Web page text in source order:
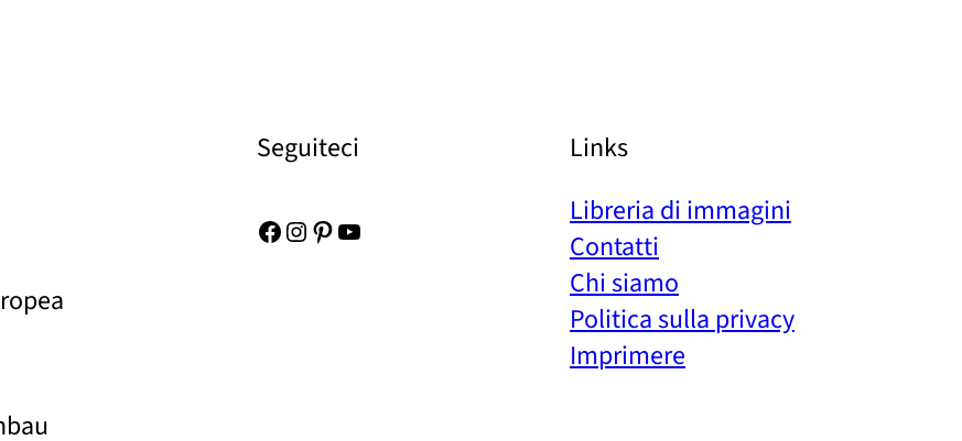
Seguiteci
Facebook Instagram Pinterest YouTube
Links
Libreria di immagini
Contatti
Chi siamo
Politica sulla privacy
Imprimere